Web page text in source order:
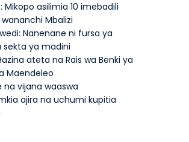
Mikopo asilimia 10 imebadili
Mbalizi
Nanenane ni fursa ya
sekta ya madini
ateta na Rais wa Benki ya
Maendeleo
na vijana waaswa
ajira na uchumi kupitia